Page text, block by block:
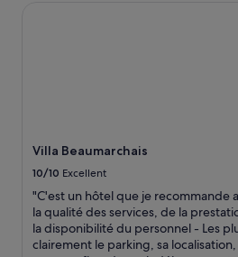
disponibilité
sont
susceptibles
de
changer.
Villa Beaumarchais
10/10 Excellent
"C'est un hôtel que je recommande
la qualité des services, de la
la disponibilité du personnel - Les
clairement le parking, sa